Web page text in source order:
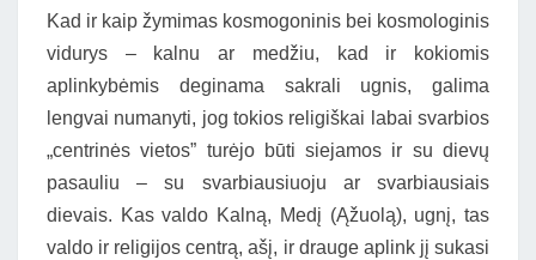
Kad ir kaip žymimas kosmogoninis bei kosmologinis
vidurys – kalnu ar medžiu, kad ir kokiomis
aplinkybėmis deginama sakrali ugnis, galima
lengvai numanyti, jog tokios religiškai labai svarbios
„centrinės vietos” turėjo būti siejamos ir su dievų
pasauliu – su svarbiausiuoju ar svarbiausiais
dievais. Kas valdo Kalną, Medį (Ąžuolą), ugnį, tas
valdo ir religijos centrą, ašį, ir drauge aplink jį sukasi